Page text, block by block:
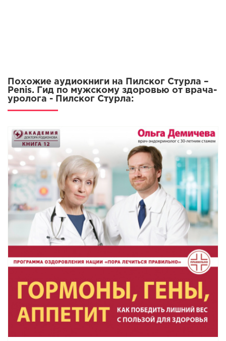
Похожие аудиокниги на Пилског Стурла –
Penis. Гид по мужскому здоровью от врача-
уролога - Пилског Стурла: